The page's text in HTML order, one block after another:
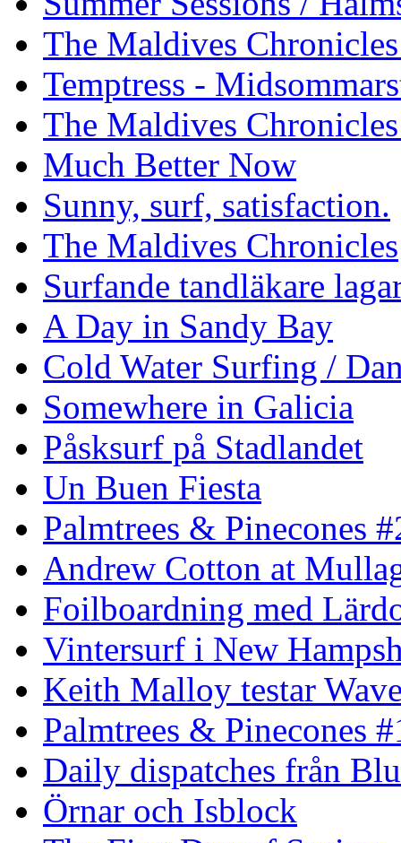
The Maldives
Temptress -
The Maldives
Much Better Now
Sunny, surf, satisfaction.
The Maldives Chronicles
Surfande tandläkare
A Day in Sandy Bay
Cold Water Surfing /
Somewhere in Galicia
Påsksurf på Stadlandet
Un Buen Fiesta
Palmtrees & Pinecones
Andrew Cotton at
Foilboardning med
Vintersurf i New
Keith Malloy testar
Palmtrees & Pinecones
Daily dispatches från
Örnar och Isblock